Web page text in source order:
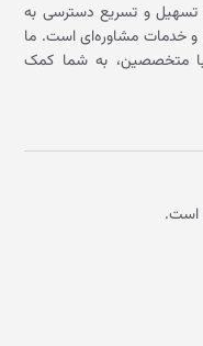
و تسریع دسترسی به
خدمات مشاوره‌ای است. ما
با متخصصین، به شما کمک
است.